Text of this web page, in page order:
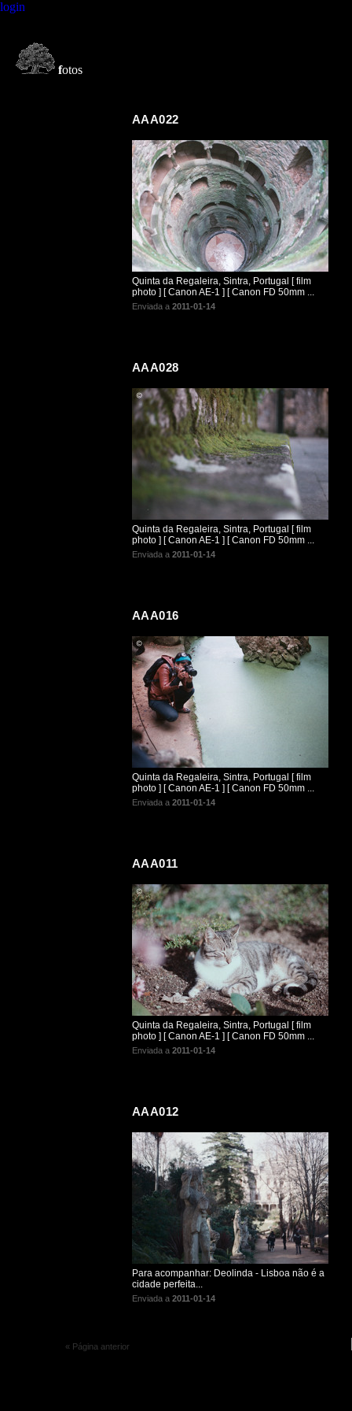
login
fotos
AAA022
Quinta da Regaleira, Sintra, Portugal [ film
photo ] [ Canon AE-1 ] [ Canon FD 50mm ...
Enviada a 2011-01-14
AAA028
Quinta da Regaleira, Sintra, Portugal [ film
photo ] [ Canon AE-1 ] [ Canon FD 50mm ...
Enviada a 2011-01-14
AAA016
Quinta da Regaleira, Sintra, Portugal [ film
photo ] [ Canon AE-1 ] [ Canon FD 50mm ...
Enviada a 2011-01-14
AAA011
Quinta da Regaleira, Sintra, Portugal [ film
photo ] [ Canon AE-1 ] [ Canon FD 50mm ...
Enviada a 2011-01-14
AAA012
Para acompanhar: Deolinda - Lisboa não é a
cidade perfeita...
Enviada a 2011-01-14
« Página anterior